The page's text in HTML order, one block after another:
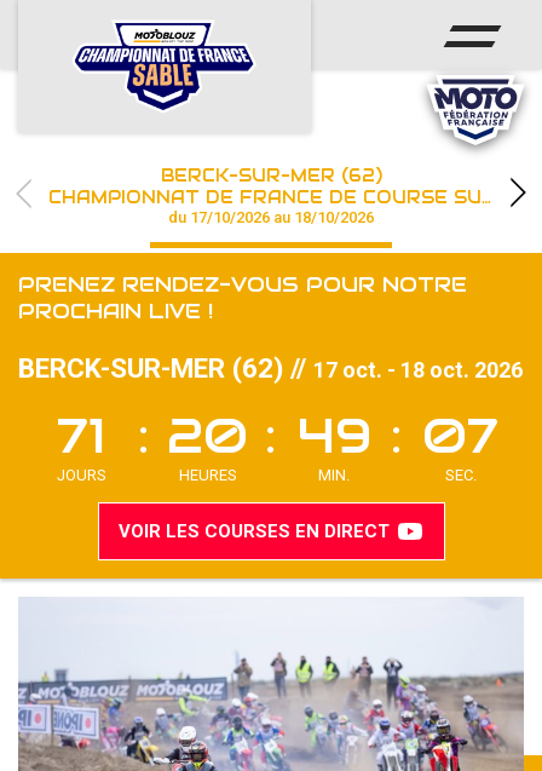
ACCUEIL
ACTUS
CHAMPIONNAT
RÉSULTATS
PHOTOS / WEB TV
PARTENAIRES
les engagements
BERCK-SUR-MER (62)
CHAMPIONNAT DE FRANCE DE COURSE SUR SABLE
du 17/10/2026 au 18/10/2026
PRENEZ RENDEZ-VOUS POUR NOTRE
PROCHAIN LIVE !
BERCK-SUR-MER (62) // 17 oct. - 18 oct. 2026
71 20 49 05
VOIR LES COURSES EN DIRECT